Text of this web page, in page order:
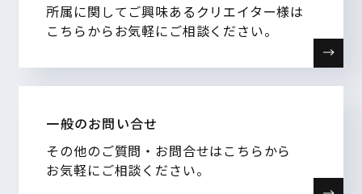
所属に関してご興味あるクリエイター様は
こちらからお気軽にご相談ください。
一般のお問い合せ
その他のご質問・お問合せはこちらから
お気軽にご相談ください。